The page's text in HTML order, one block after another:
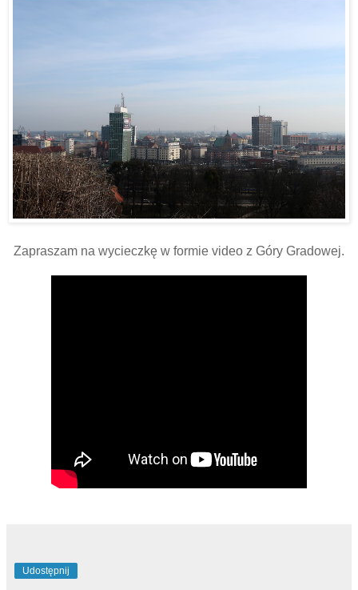
Zapraszam na wycieczkę w formie video z Góry Gradowej.
Udostępnij